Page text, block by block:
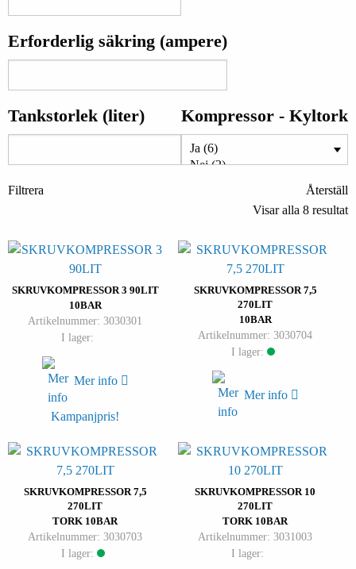
Erforderlig säkring (ampere)
Tankstorlek (liter) Kompressor - Kyltork
Filtrera
Återställ
Visar alla 8 resultat
SKRUVKOMPRESSOR 3 90LIT
10BAR
Artikelnummer: 3030301
I lager:
Mer info
Kampanjpris!
SKRUVKOMPRESSOR 7,5
270LIT
10BAR
Artikelnummer: 3030704
I lager:
Mer info
SKRUVKOMPRESSOR 7,5
270LIT
TORK 10BAR
Artikelnummer: 3030703
I lager:
SKRUVKOMPRESSOR 10
270LIT
TORK 10BAR
Artikelnummer: 3031003
I lager: